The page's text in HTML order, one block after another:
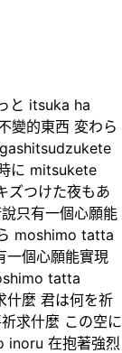
と itsuka ha
變的東西 変わら
に mitsukete
ズつけた夜もあ
只有一個心願能
moshimo tatta
個心願能實現
tatta
麼 君は何を祈
求什麼 この空に
inoru 在抱著強烈